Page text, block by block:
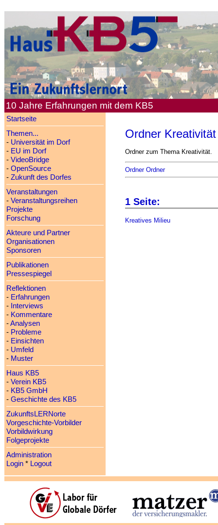
10 Jahre Erfahrungen mit dem KB5
Startseite
Themen...
- Universität im Dorf
- EU im Dorf
- VideoBridge
- OpenSource
- Zukunft des Dorfes
Veranstaltungen
- Veranstaltungsreihen
Projekte
Forschung
Akteure und Partner
Organisationen
Sponsoren
Publikationen
Pressespiegel
Reflektionen
- Erfahrungen
- Interviews
- Kommentare
-Analysen
- Probleme
- Einsichten
- Umfeld
- Muster
Haus KB5
- Verein KB5
- KB5 GmbH
- Geschichte des KB5
ZukunftsLERNorte
Vorgeschichte-Vorbilder
Vorbildwirkung
Folgeprojekte
Administration
Login* Logout
Ordner Kreativität
Ordner zum Thema Kreativität.
Ordner Ordner
1 Seite:
Kreatives Milieu